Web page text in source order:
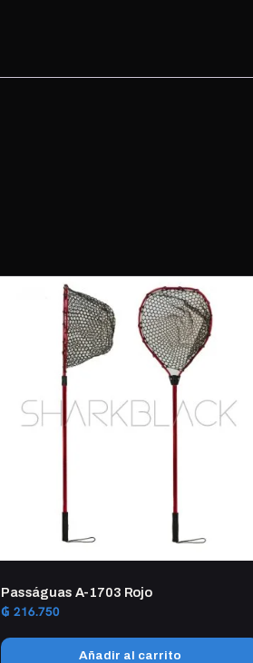
Passáguas A-1703 Rojo
₲ 216.750
Añadir al carrito